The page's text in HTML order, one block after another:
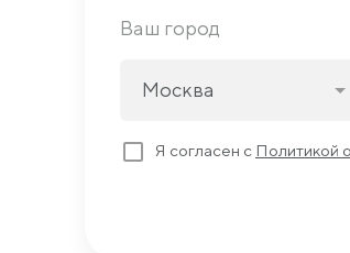
Ваш город
Москва
Я согласен с Политикой